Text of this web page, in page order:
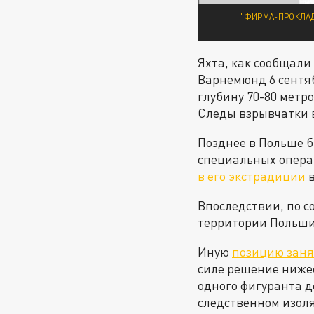
"ФИРМА-
Яхта, как
Варнемюнд 6
глубину 70-80
Следы взрывчатки
Позднее в Польше
специальных
в его экстрадиции
Впоследствии, по
территории
Иную позицию
силе решение
одного фигуранта
следственном